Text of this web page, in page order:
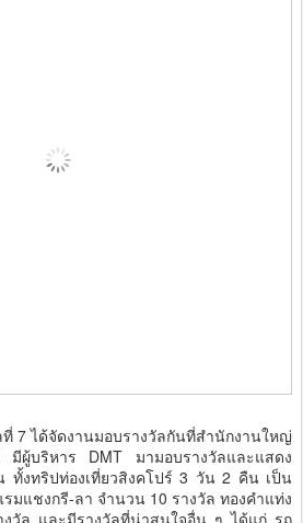
7 ได้จัดงานมอบรางวัลกันที่สำนักงานใหญ่
มีผู้บริหาร DMT มามอบรางวัลและแสดง
ทั้งทริปท่องเที่ยวสิงคโปร์ 3 วัน 2 คืน เป็น
มแชงกรี-ลา จำนวน 10 รางวัล ทองคำแท่ง